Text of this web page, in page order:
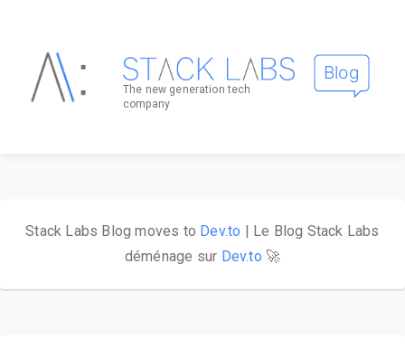
The new generation tech
company
Stack Labs Blog moves to Dev.to | Le Blog Stack Labs
déménage sur Dev.to 🚀